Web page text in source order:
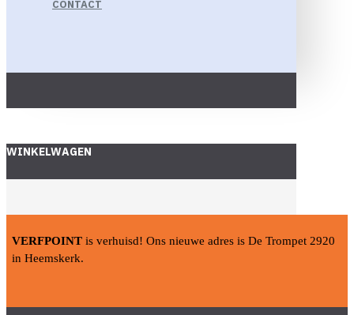
CONTACT
WINKELWAGEN
VERFPOINT is verhuisd! Ons nieuwe adres is De Trompet 2920
in Heemskerk.